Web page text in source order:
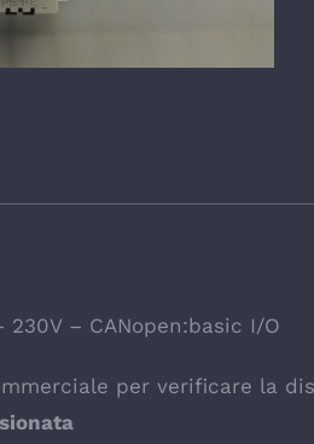
230V – CANopen:basic I/O
per verificare la